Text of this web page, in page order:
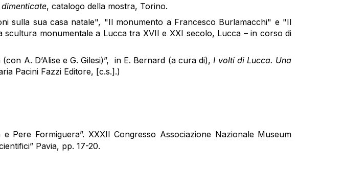
, catalogo della mostra, Torino.
sulla sua casa natale", "Il monumento a Francesco Burlamacchi" e "Il
monumentale a Lucca tra XVII e XXI secolo, Lucca – in corso di
A. D’Alise e G. Gilesi)”, in E. Bernard (a cura di),I volti di Lucca. Una
Pacini Fazzi Editore, [c.s.].)
Pere Formiguera”. XXXII Congresso Associazione Nazionale Museum
Pavia, pp. 17-20.